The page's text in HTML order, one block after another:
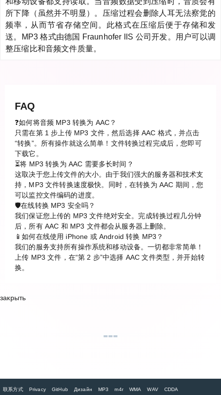
所下降（虽然并不明显）。压缩过程会删除人耳无法察觉的
频率，从而节省存储空间。此格式在压缩后便于存储和发
送。MP3 格式由德国 Fraunhofer IIS 公司开发。用户可以调
整压缩比和音频文件质量。
FAQ
❓如何将音频 MP3 转换为 AAC？
只需在第 1 步上传 MP3 文件，然后选择 AAC 格式，并点击
“转换”。所有操作就这么简单！文件转换过程完成后，您即可
下载它。
⏳将 MP3 转换为 AAC 需要多长时间？
这取决于您上传文件的大小。由于我们强大的服务器和技术支
持，MP3 文件转换速度极快。同时，在转换为 AAC 期间，您
可以监控文件编码的进度。
🛡️在线转换 MP3 安全吗？
我们保证您上传的 MP3 文件绝对安全。完成转换过程几分钟
后，所有 AAC 和 MP3 文件都会从服务器上删除。
📱如何在线使用 iPhone 或 Android 转换 MP3？
我们的服务支持所有操作系统和移动设备。一切都非常简单！
上传 MP3 文件，在“第 2 步”中选择 AAC 文件类型，并开始转
换。
закрыть
联系方式 Privacy GitHub Дизайн MP3 m4r WMA WAV CDDA